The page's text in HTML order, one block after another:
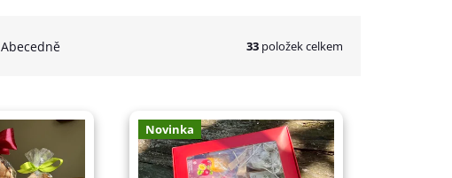
Abecedně 33 položek celkem
Novinka